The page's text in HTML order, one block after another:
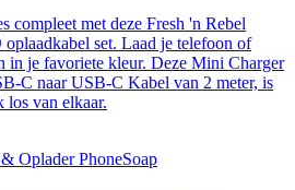
compleet met deze Fresh 'n Rebel
set. Laad je telefoon of
in je favoriete kleur. Deze Mini Charger
C naar USB-C Kabel van 2 meter, is
los van elkaar.
PhoneSoap